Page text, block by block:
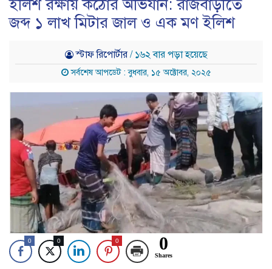
ইলিশ রক্ষায় কঠোর অভিযান: রাজবাড়ীতে
জব্দ ১ লাখ মিটার জাল ও এক মণ ইলিশ
স্টাফ রিপোর্টার/ ১৬২ বার পড়া হয়েছে
সর্বশেষ আপডেট : বুধবার, ১৫ অক্টোবর, ২০২৫
0 0 0 0
Shares